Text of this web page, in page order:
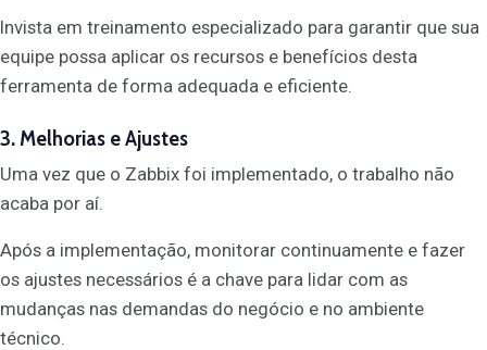
Invista em treinamento especializado para garantir que sua
equipe possa aplicar os recursos e benefícios desta
ferramenta de forma adequada e eficiente.
3. Melhorias e Ajustes
Uma vez que o Zabbix foi implementado, o trabalho não
acaba por aí.
Após a implementação, monitorar continuamente e fazer
os ajustes necessários é a chave para lidar com as
mudanças nas demandas do negócio e no ambiente
técnico.